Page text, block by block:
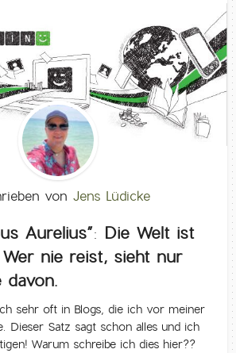
von Jens Lüdicke
Aurelius”: Die Welt ist
Wer nie reist, sieht nur
davon.
sehr oft in Blogs, die ich vor meiner
Dieser Satz sagt schon alles und ich
Warum schreibe ich dies hier??